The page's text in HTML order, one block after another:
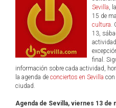
Sevilla,
15 de
cultura.
13,
final.
información sobre cada actividad,
la agenda de conciertos en Sevilla con
ciudad.
Agenda de Sevilla, viernes 13 de